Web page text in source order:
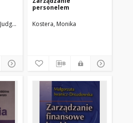
Judge, Timothy A.
personelem
Kostera, Monika